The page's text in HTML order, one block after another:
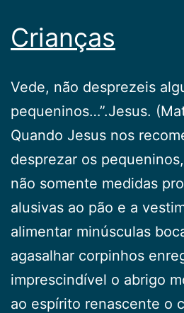
Crianças
Vede, não desprezeis
pequeninos…”.Jesus.
Quando Jesus nos
desprezar os
não somente medidas
alusivas ao pão e a
alimentar minúsculas
agasalhar corpinhos
imprescindível o abrigo
ao espírito renascente o